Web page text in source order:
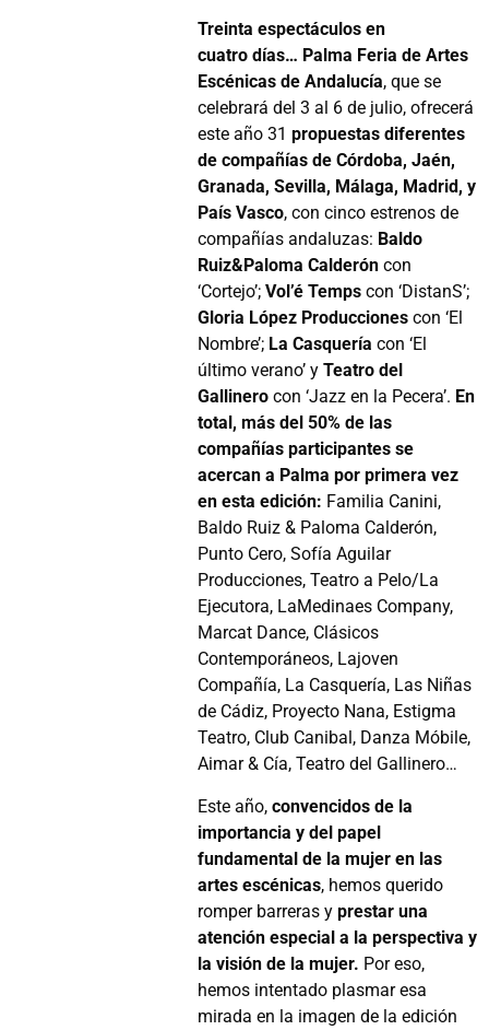
Treinta espectáculos en
cuatro días… Palma Feria de Artes
Escénicas de Andalucía, que se
celebrará del 3 al 6 de julio, ofrecerá
este año 31propuestas diferentes
de compañías de Córdoba, Jaén,
Granada, Sevilla, Málaga, Madrid, y
País Vasco, con cinco estrenos de
compañías andaluzas: Baldo
Ruiz&Paloma Calderón con
‘Cortejo’;Vol’é Temps con ‘DistanS’;
Gloria López Producciones con ‘El
Nombre’; La Casquería con ‘El
último verano’ yTeatro del
Gallinero con ‘Jazz en la Pecera’. En
total, más del 50% de las
compañías participantes se
acercan a Palma por primera vez
en esta edición: Familia Canini,
Baldo Ruiz & Paloma Calderón,
Punto Cero, Sofía Aguilar
Producciones, Teatro a Pelo/La
Ejecutora, LaMedinaes Company,
Marcat Dance, Clásicos
Contemporáneos, Lajoven
Compañía, La Casquería, Las Niñas
de Cádiz, Proyecto Nana, Estigma
Teatro, Club Canibal, Danza Móbile,
Aimar & Cía, Teatro del Gallinero…
Este año,convencidos de la
importancia y del papel
fundamental de la mujer en las
artes escénicas, hemos querido
romper barreras yprestar una
atención especial a la perspectiva y
la visión de la mujer. Por eso,
hemos intentado plasmar esa
mirada en la imagen de la edición